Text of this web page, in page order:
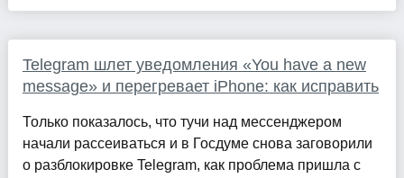
Telegram шлет уведомления «You have a new
message» и перегревает iPhone: как исправить
Только показалось, что тучи над мессенджером
начали рассеиваться и в Госдуме снова заговорили
о разблокировке Telegram, как проблема пришла с